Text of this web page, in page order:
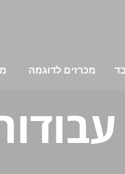
מכרזים לדוגמה